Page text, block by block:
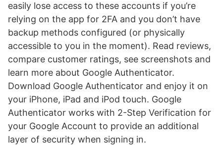
easily lose access to these accounts if you’re
relying on the app for 2FA and you don’t have
backup methods configured (or physically
accessible to you in the moment). ‎Read reviews,
compare customer ratings, see screenshots and
learn more about Google Authenticator.
Download Google Authenticator and enjoy it on
your iPhone, iPad and iPod touch. ‎Google
Authenticator works with 2-Step Verification for
your Google Account to provide an additional
layer of security when signing in.